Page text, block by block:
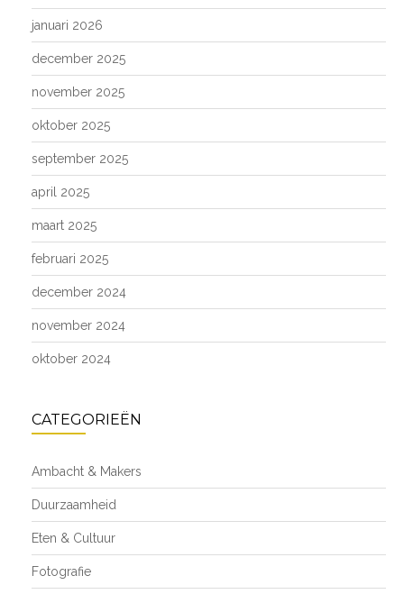
januari 2026
december 2025
november 2025
oktober 2025
september 2025
april 2025
maart 2025
februari 2025
december 2024
november 2024
oktober 2024
CATEGORIEËN
Ambacht & Makers
Duurzaamheid
Eten & Cultuur
Fotografie